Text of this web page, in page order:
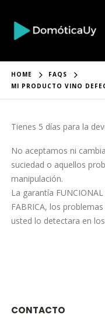
HOME
FAQS
MI PRODUCTO VINO
Tienes 5 días para la
No aceptamos ni
suciedad o aquellos
manipulación.
La garantía
FABRICA, los
usted lo detectara en
CONTACTO